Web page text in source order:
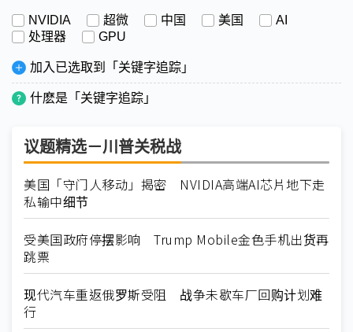
NVIDIA 超微 中国 美国
AI
处理器
GPU
加入已选取到「关键字追踪」
什麽是「关键字追踪」
议题精选－川普关税战
美国「守门人移动」揭密 NVIDIA高端AI芯片地下走
私输中细节
受美国政府停摆影响 Trump Mobile金色手机出货再
跳票
现代汽车重返俄罗斯受阻 战争未歇车厂回购计划难
行